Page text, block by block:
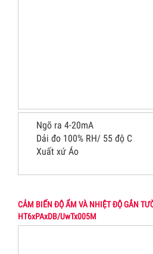
Ngõ ra 4-20mA
Dải đo 100% RH/ 55 độ C
Xuất xứ Áo
CẢM BIẾN ĐỘ ẨM VÀ NHIỆT ĐỘ GẮN
HT6xPAxDB/UwTx005M